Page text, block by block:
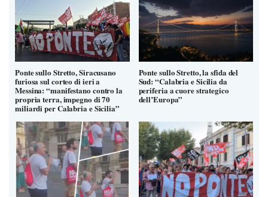
Ponte sullo Stretto, Siracusano
furiosa sul corteo di ieri a
Messina: “manifestano contro la
propria terra, impegno di 70
miliardi per Calabria e Sicilia”
Ponte sullo Stretto, la sfida del
Sud: “Calabria e Sicilia da
periferia a cuore strategico
dell’Europa”